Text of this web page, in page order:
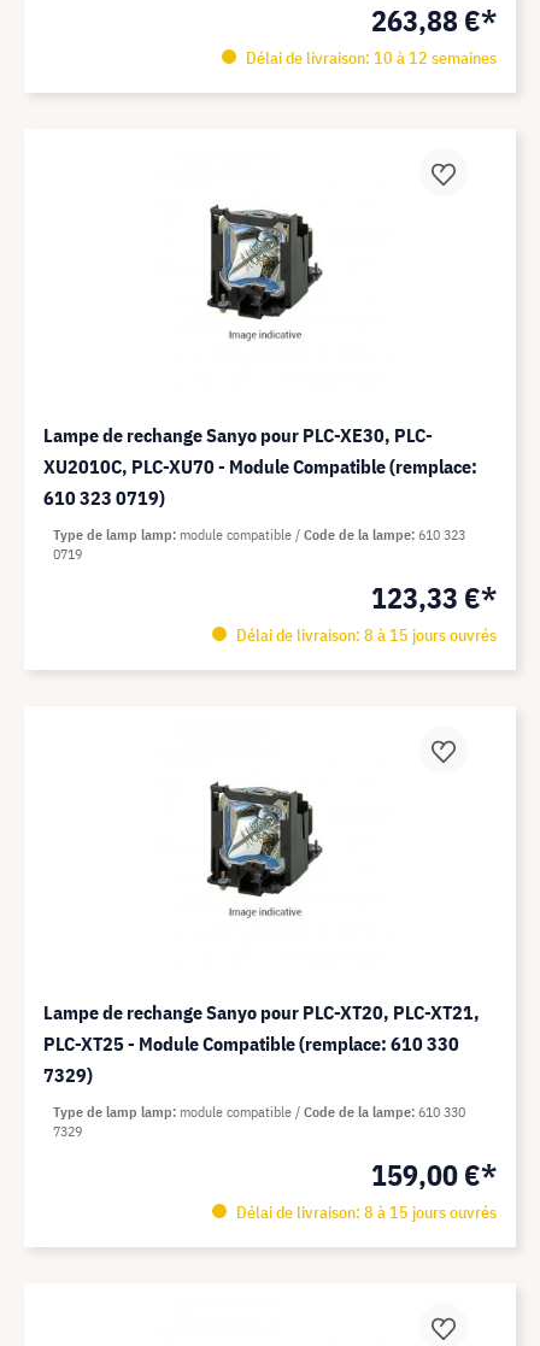
263,88 €*
Délai de livraison: 10 à 12 semaines
Lampe de rechange Sanyo pour PLC-XE30, PLC-
XU2010C, PLC-XU70 - Module Compatible (remplace:
610 323 0719)
123,33 €*
Délai de livraison: 8 à 15 jours ouvrés
Type de lamp lamp module compatible Code de la lampe 610 323
0719
Lampe de rechange Sanyo pour PLC-XT20, PLC-XT21,
PLC-XT25 - Module Compatible (remplace: 610 330
7329)
159,00 €*
Délai de livraison: 8 à 15 jours ouvrés
Type de lamp lamp module compatible Code de la lampe 610 330
7329